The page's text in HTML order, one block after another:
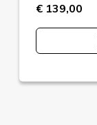
€ 139,00